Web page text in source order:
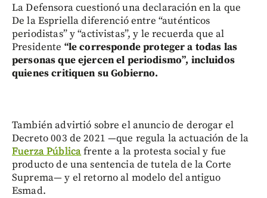
La Defensora cuestionó una declaración en la que
De la Espriella diferenció entre “auténticos
periodistas” y “activistas”, y le recuerda que al
Presidente “le corresponde proteger a todas las
personas que ejercen el periodismo”, incluidos
quienes critiquen su Gobierno.
También advirtió sobre el anuncio de derogar el
Decreto 003 de 2021 —que regula la actuación de la
Fuerza Públicafrente a la protesta social y fue
producto de una sentencia de tutela de la Corte
Suprema— y el retorno al modelo del antiguo
Esmad.